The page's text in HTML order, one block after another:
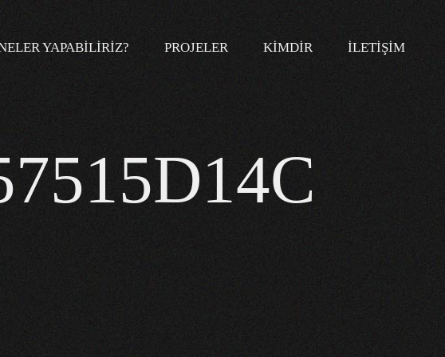
YAPABILIRIZ? PROJELER KIMDIR İLETIŞIM